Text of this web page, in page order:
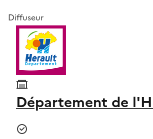
Diffuseur
Département de